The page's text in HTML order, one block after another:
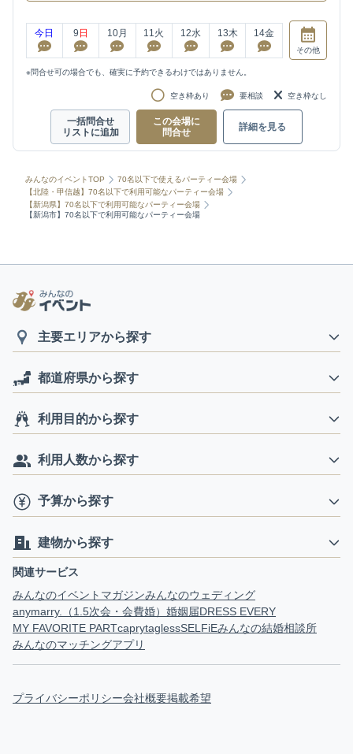
今日 9 日 10月 11 火 12水 13木 14金
その他
※問合せ可の場合でも、確実に予約できるわけではありません。
空き枠あり 要相談 空き枠なし
一括問合せ
リストに追加
この会場に
問合せ
詳細を見る
みんなのイベントTOP
70名以下で使えるパーティー会場
【北陸・甲信越】70名以下で利用可能なパーティー会場
【新潟県】70名以下で利用可能なパーティー会場
【新潟市】70名以下で利用可能なパーティー会場
主要エリアから探す
都道府県から探す
利用目的から探す
利用人数から探す
予算から探す
建物から探す
関連サービス
みんなのイベントマガジンみんなのウェディング
anymarry.（1.5次会・会費婚） 婚姻届DRESS EVERY
MY FAVORITE PARTcaprytaglessSELFiEみんなの結婚相談所
みんなのマッチングアプリ
プライバシーポリシー会社概要掲載希望